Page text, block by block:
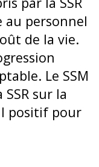
au personnel
de la vie.
Le SSM
sur la
positif pour